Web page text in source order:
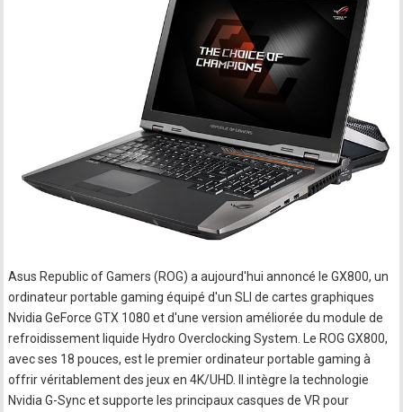
Asus Republic of Gamers (ROG) a aujourd'hui annoncé le GX800, un
ordinateur portable gaming équipé d'un SLI de cartes graphiques
Nvidia GeForce GTX 1080 et d'une version améliorée du module de
refroidissement liquide Hydro Overclocking System. Le ROG GX800,
avec ses 18 pouces, est le premier ordinateur portable gaming à
offrir véritablement des jeux en 4K/UHD. Il intègre la technologie
Nvidia G-Sync et supporte les principaux casques de VR pour